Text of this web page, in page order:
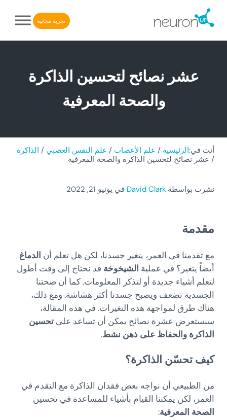
تجربة مجانية
عشر نصائح لتحسين الذاكرة
والصحة المعرفية
أنت في:الرئيسية / علم الأعصاب / علم النفس العصبي / الذاكرة
/ عشر نصائح لتحسين الذاكرة والصحة المعرفية
نشرت بواسطة David Clark في يونيو 21, 2022
مقدمة
مع تقدمنا في العمر، يتغير جسدنا، لكن هل تعلم أن الدماغ
أيضاً يتغير؟ في عملية الشيخوخة قد نحتاج إلى وقت أطول
لتعلم أشياء جديدة أو لتذكر المعلومات. كما أن صحتنا
الجسدية تضعف ويصبح جسدنا أكثر هشاشة. ومع ذلك،
هناك طرق لمواجهة هذه التغيرات. في هذه المقالة،
سنستعرض عشرة نصائح يمكن أن تساعد على تحسين
الذاكرة والحفاظ على ذهن نشط.
كيف تحسّن الذاكرة؟
من الطبيعي أن نواجه بعض فقدان الذاكرة مع التقدم في
العمر، لكن يمكننا القيام بأشياء للمساعدة في تحسين
الصحة المعرفية: